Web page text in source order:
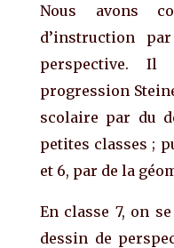
Nous avons
d’instruction
perspective. Il
progression
scolaire par du
petites classes ;
et 6, par de la
En classe 7, on
dessin de